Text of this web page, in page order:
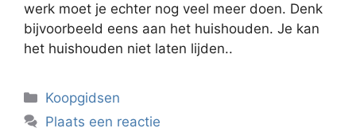
werk moet je echter nog veel meer doen. Denk
bijvoorbeeld eens aan het huishouden. Je kan
het huishouden niet laten lijden..
Categorieën
Koopgidsen
Plaats een reactie